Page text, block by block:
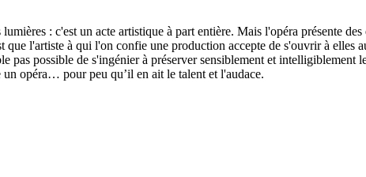
: c'est un acte artistique à part entière. Mais l'opéra présente
l'artiste à qui l'on confie une production accepte de s'ouvrir à elles
possible de s'ingénier à préserver sensiblement et intelligiblement
opéra… pour peu qu’il en ait le talent et l'audace.